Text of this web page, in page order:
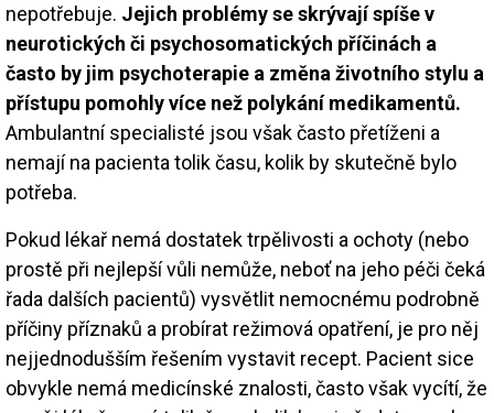
nepotřebuje. Jejich problémy se skrývají spíše v
neurotických či psychosomatických příčinách a
často by jim psychoterapie a změna životního stylu a
přístupu pomohly více než polykání medikamentů.
Ambulantní specialisté jsou však často přetíženi a
nemají na pacienta tolik času, kolik by skutečně bylo
potřeba.
Pokud lékař nemá dostatek trpělivosti a ochoty (nebo
prostě při nejlepší vůli nemůže, neboť na jeho péči čeká
řada dalších pacientů) vysvětlit nemocnému podrobně
příčiny příznaků a probírat režimová opatření, je pro něj
nejjednodušším řešením vystavit recept. Pacient sice
obvykle nemá medicínské znalosti, často však vycítí, že